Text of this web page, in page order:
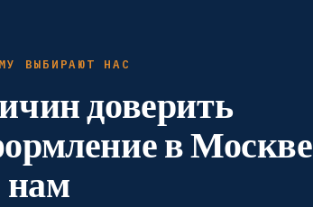
ВЫБИРАЮТ НАС
доверить
в Москве
нам